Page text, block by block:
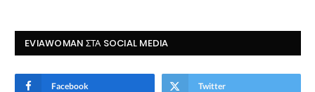
EVIAWOMAN ΣΤΑ SOCIAL MEDIA
Facebook Twitter